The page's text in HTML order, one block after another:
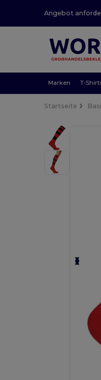
Angebot
Marken T-
Startseite